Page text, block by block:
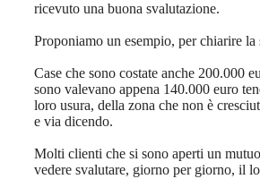
ricevuto una buona svalutazione.
Proponiamo un esempio, per chiarire la
Case che sono costate anche 200.000
sono valevano appena 140.000 euro
loro usura, della zona che non è
e via dicendo.
Molti clienti che si sono aperti un
vedere svalutare, giorno per giorno, il